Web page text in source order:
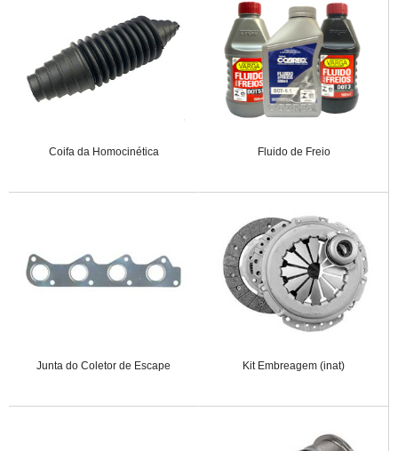
Coifa da Homocinética Fluido de Freio
Junta do Coletor de Escape Kit Embreagem (inat)